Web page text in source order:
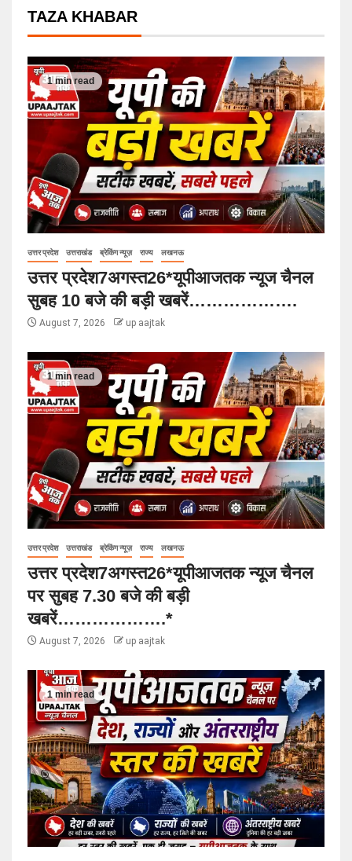
TAZA KHABAR
1 min read
उत्तर प्रदेश उत्तराखंड ब्रेकिंग न्यूज़ राज्य लखनऊ
उत्तर प्रदेश7अगस्त26*यूपीआजतक न्यूज चैनल
सुबह 10 बजे की बड़ी खबरें……………….
August 7, 2026 up aajtak
1 min read
उत्तर प्रदेश उत्तराखंड ब्रेकिंग न्यूज़ राज्य लखनऊ
उत्तर प्रदेश7अगस्त26*यूपीआजतक न्यूज चैनल
पर सुबह 7.30 बजे की बड़ी
खबरें……………….*
August 7, 2026 up aajtak
1 min read